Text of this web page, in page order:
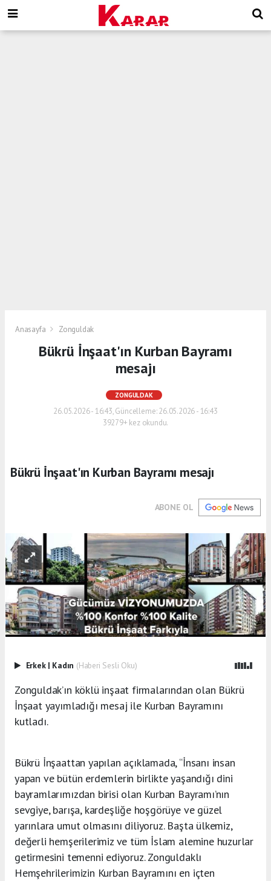
Anasayfa Zonguldak
Bükrü İnşaat'ın Kurban Bayramı
mesajı
ZONGULDAK
26.05.2026 - 16:43, Güncelleme: 26.05.2026 - 16:43
39279+ kez okundu.
Bükrü İnşaat'ın Kurban Bayramı mesajı
ABONE OL
Erkek | Kadın (Haberi Sesli Oku)
Zonguldak’ın köklü inşaat firmalarından olan Bükrü
İnşaat yayımladığı mesaj ile Kurban Bayramını
kutladı.
Bükrü İnşaattan yapılan açıklamada, “İnsanı insan
yapan ve bütün erdemlerin birlikte yaşandığı dini
bayramlarımızdan birisi olan Kurban Bayramı’nın
sevgiye, barışa, kardeşliğe hoşgörüye ve güzel
yarınlara umut olmasını diliyoruz. Başta ülkemiz,
değerli hemşerilerimiz ve tüm İslam alemine huzurlar
getirmesini temenni ediyoruz. Zonguldaklı
Hemşehrilerimizin Kurban Bayramını en içten